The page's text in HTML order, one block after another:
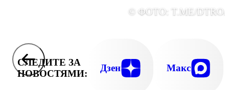
© ФОТО: T.ME/
СЛЕДИТЕ ЗА
НОВОСТЯМИ:
Дзен Макс